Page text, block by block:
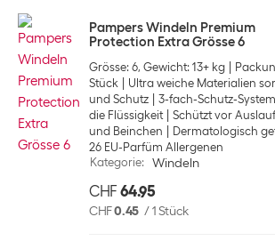
Pampers Windeln Premium
Protection Extra Grösse 6
Grösse: 6, Gewicht: 13+ kg
Stück
Ultra weiche Materialien
und Schutz
3-fach-Schutz-
die Flüssigkeit
Schützt vor
und Beinchen
Dermatologisch
26 EU-Parfüm Allergenen
Kategorie: Windeln
CHF 64.95
CHF0.45 /1 Stück